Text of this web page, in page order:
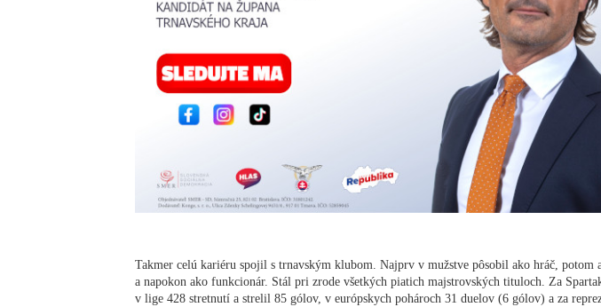
Takmer celú kariéru spojil s trnavským klubom. Najprv v mužstve pôsobil ako hráč, potom
a napokon ako funkcionár. Stál pri zrode všetkých piatich majstrovských tituloch. Za
v lige 428 stretnutí a strelil 85 gólov, v európskych pohároch 31 duelov (6 gólov) a za